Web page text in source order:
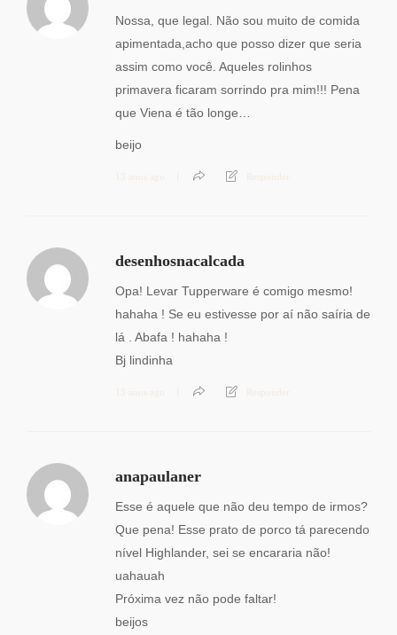
Nossa, que legal. Não sou muito de comida
apimentada,acho que posso dizer que seria
assim como você. Aqueles rolinhos
primavera ficaram sorrindo pra mim!!! Pena
que Viena é tão longe…
beijo
13 anos ago Responder
desenhosnacalcada
Opa! Levar Tupperware é comigo mesmo!
hahaha ! Se eu estivesse por aí não saíria de
lá . Abafa ! hahaha !
Bj lindinha
13 anos ago Responder
anapaulaner
Esse é aquele que não deu tempo de irmos?
Que pena! Esse prato de porco tá parecendo
nível Highlander, sei se encararia não!
uahauah
Próxima vez não pode faltar!
beijos